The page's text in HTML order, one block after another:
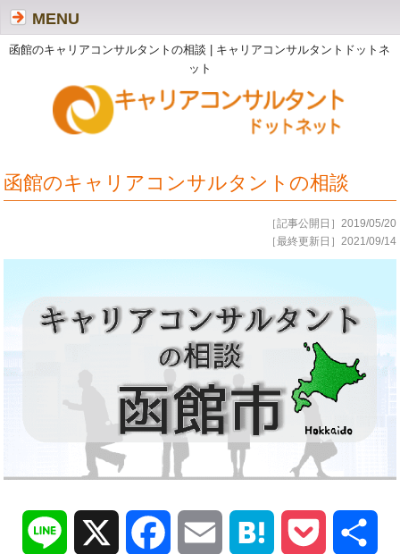
函館のキャリアコンサルタントの相談 | キャリアコンサルタントドットネ
ット
MENU
函館のキャリアコンサルタントの相談
［記事公開日］2019/05/20
［最終更新日］2021/09/14
Line Facebook Email Hatena Pocket